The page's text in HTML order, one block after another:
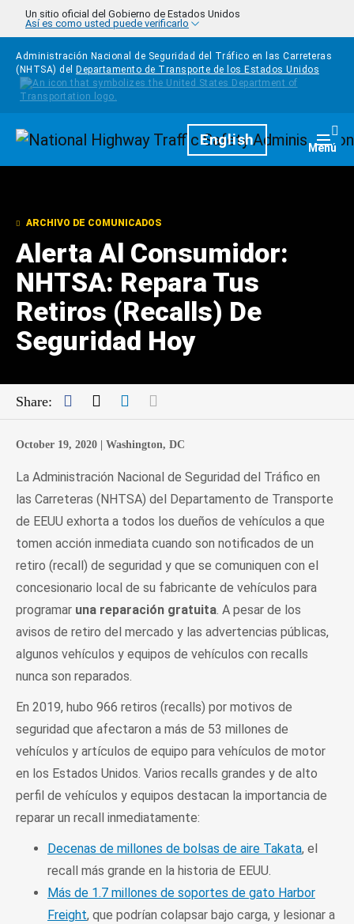
Pasar al contenido principal
Un sitio oficial del Gobierno de Estados Unidos
Así es como usted puede verificarlo
Administración Nacional de Seguridad del Tráfico en las Carreteras
(NHTSA) del
Departamento de Transporte de los Estados Unidos
HomepageEnglish Menú
ARCHIVO DE COMUNICADOS
Alerta Al Consumidor:
NHTSA: Repara Tus
Retiros (Recalls) De
Seguridad Hoy
Share: Facebook
TwitterLinkedIn
October 19, 2020 | Washington, DC
La Administración Nacional de Seguridad del Tráfico en
las Carreteras (NHTSA) del Departamento de Transporte
de EEUU exhorta a todos los dueños de vehículos a que
tomen acción inmediata cuando son notificados de un
retiro (recall) de seguridad y que se comuniquen con el
concesionario local de su fabricante de vehículos para
programar una reparación gratuita. A pesar de los
avisos de retiro del mercado y las advertencias públicas,
algunos vehículos y equipos de vehículos con recalls
nunca son reparados.
En 2019, hubo 966 retiros (recalls) por motivos de
seguridad que afectaron a más de 53 millones de
vehículos y artículos de equipo para vehículos de motor
en los Estados Unidos. Varios recalls grandes y de alto
perfil de vehículos y equipos destacan la importancia de
reparar un recall inmediatamente:
Decenas de millones de bolsas de aire Takata, el
recall más grande en la historia de EEUU.
Más de 1.7 millones de soportes de gato Harbor
Freight, que podrían colapsar bajo carga, y lesionar a